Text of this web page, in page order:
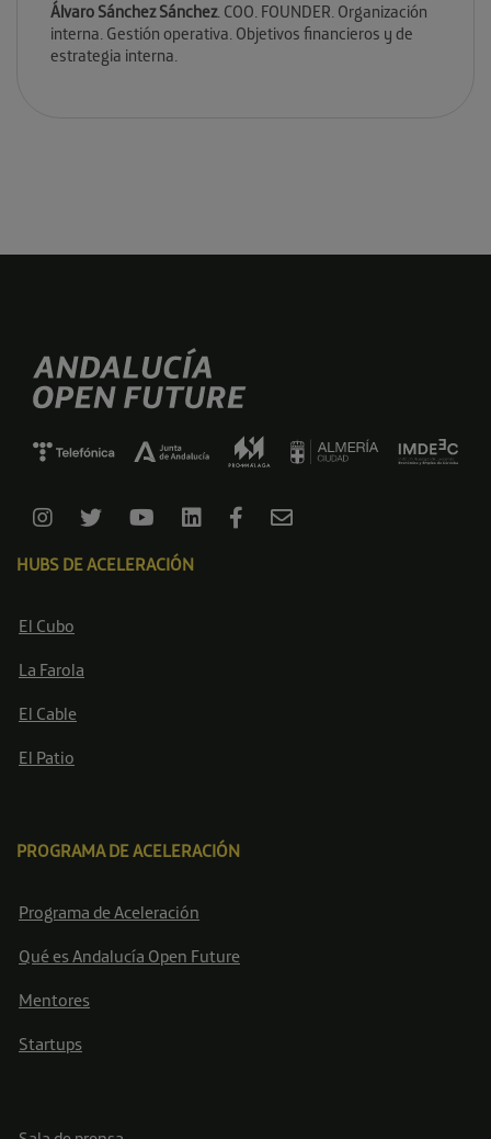
Álvaro Sánchez Sánchez. COO. FOUNDER. Organización
interna. Gestión operativa. Objetivos financieros y de
estrategia interna.
HUBS DE ACELERACIÓN
El Cubo
La Farola
El Cable
El Patio
PROGRAMA DE ACELERACIÓN
Programa de Aceleración
Qué es Andalucía Open Future
Mentores
Startups